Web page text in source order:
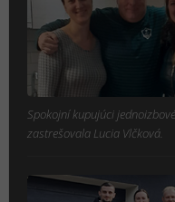
Spokojní kupujúci
zastrešovala Lucia Vlčková.